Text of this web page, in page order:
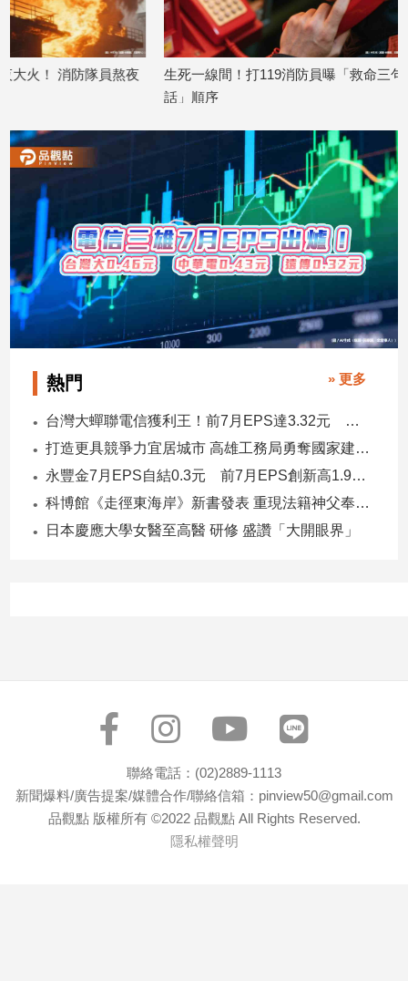
尚
追
星
活
建
築/
室
內
設
計
旅
美
食
星
理
消
費
健
影
生死一線間！打119消防員曝「救命三句
女消防員收氣墊
熱門 » 更多
台灣大蟬聯電信獲利王！前7月EPS達3.32元 中華電3.11、遠傳2.46元
打造更具競爭力宜居城市 高雄工務局勇奪國家建築界9大獎
永豐金7月EPS自結0.3元 前7月EPS創新高1.96元！
科博館《走徑東海岸》新書發表 重現法籍神父奉獻足跡與歷史日記
日本慶應大學女醫至高醫 研修 盛讚「大開眼界」
聯絡電話：(02)2889-1113
新聞爆料/廣告提案/媒體合作/聯絡信箱：pinview50@gmail.com
品觀點 版權所有 ©2022 品觀點 All Rights Reserved.
隱私權聲明